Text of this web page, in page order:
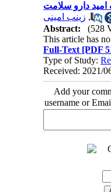
امید دارو سلامت
, زینب امینی
Abstract:
(528
This article has
Full-Text [PDF
Type of Study:
Received: 2021/
Add your
username or